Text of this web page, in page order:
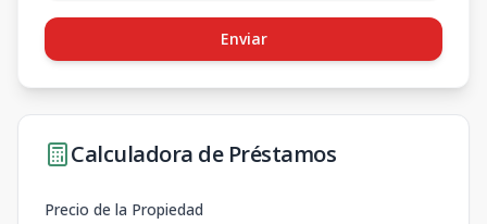
Enviar
Calculadora de Préstamos
Precio de la Propiedad